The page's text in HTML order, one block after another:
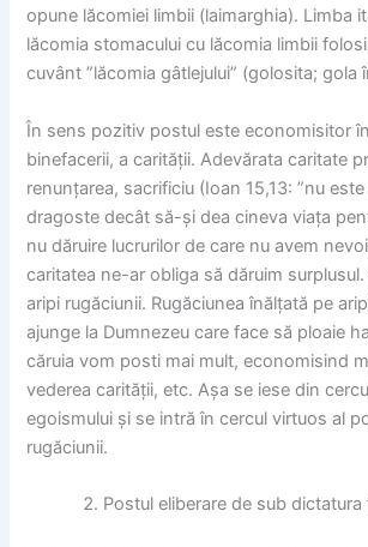
opune lăcomiei limbii (laimarghia). Limba
lăcomia stomacului cu lăcomia limbii
cuvânt ”lăcomia gâtlejului” (golosita; gola
În sens pozitiv postul este economisitor
binefacerii, a carității. Adevărata caritate
renunțarea, sacrificiu (Ioan 15,13: ”nu
dragoste decât să-și dea cineva viața
nu dăruire lucrurilor de care nu avem
caritatea ne-ar obliga să dăruim
aripi rugăciunii. Rugăciunea înălțată pe
ajunge la Dumnezeu care face să ploaie
căruia vom posti mai mult, economisind
vederea carității, etc. Așa se iese din
egoismului și se intră în cercul virtuos al
rugăciunii.
Postul eliberare de sub dictatura